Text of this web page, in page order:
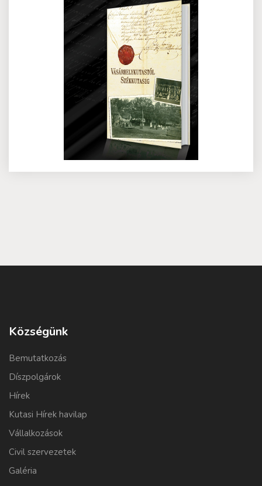
Községünk
Bemutatkozás
Díszpolgárok
Hírek
Kutasi Hírek havilap
Vállalkozások
Civil szervezetek
Galéria